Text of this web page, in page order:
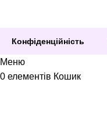
Конфіденційність
Меню
0 елементів Кошик